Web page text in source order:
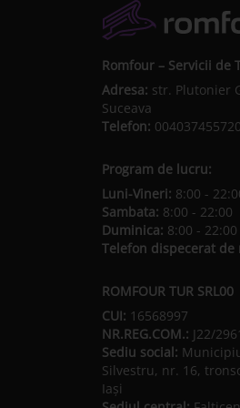
Romfour – Servicii de
Adresa: str. Plutonier
Suceava
Telefon:
Program de lucru:
Luni-Vineri: 8:00 -
Sambata: 8:00 - 22:00
Duminica: 8:00 - 22:00
Telefon dispecerat de
ROMFOUR TUR SRL00
CUI: 16568997
NR.REG.COM.: J22/
Sediu social:
Silvestru, nr. 16,
Iaşi